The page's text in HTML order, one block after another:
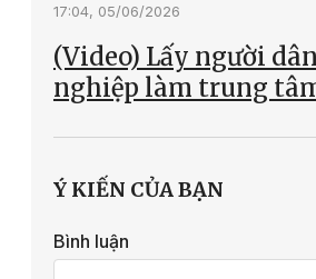
17:04, 05/06/2026
(Video) Lấy người
nghiệp làm trung
Ý KIẾN CỦA BẠN
Bình luận